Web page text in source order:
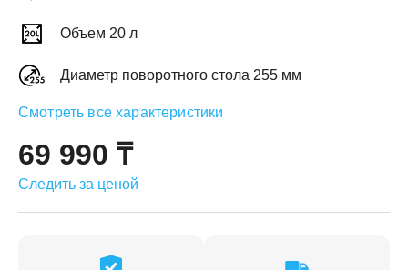
на товары
упаковки
к выбору
Выберите свою стирально-сушильную
Объем 20 л
Диаметр поворотного стола 255 мм
Смотреть все характеристики
69 990 ₸
Следить за ценой